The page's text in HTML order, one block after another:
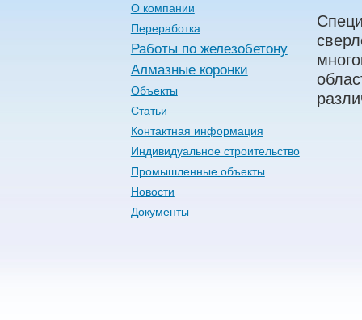
О компании
Переработка
Работы по железобетону
Алмазные коронки
Объекты
Статьи
Контактная информация
Индивидуальное строительство
Промышленные объекты
Новости
Документы